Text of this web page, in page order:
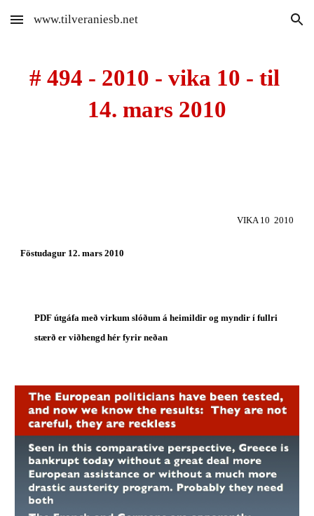
Skip to main content Skip to navigation
www.tilveraniesb.net
# 494 - 2010 - vika 10 - til
14. mars 2010
VIKA 10  2010
Föstudagur 12. mars 2010
PDF útgáfa með virkum slóðum á heimildir og myndir í fullri
stærð er viðhengd hér fyrir neðan